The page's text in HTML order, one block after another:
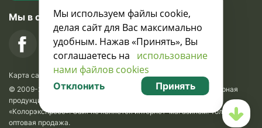
Мы в социальных сетях
Карта сайта
© 2009-2026 Krasavik.by. Сувениры оптом. Рекламно-сувенирная
продукция и сувениры с логотипом. УНН 100873745, ООО
«Колорэкспресс». Сайт не является интернет-магазином. Только
оптовая продажа.
Мы используем файлы cookie,
делая сайт для Вас максимально
удобным. Нажав «Принять», Вы
соглашаетесь на использование
нами файлов cookies
Отклонить Принять